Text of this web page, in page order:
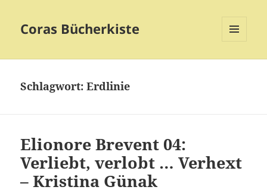
Coras Bücherkiste
Schlagwort:Erdlinie
Elionore Brevent 04:
Verliebt, verlobt … Verhext
– Kristina Günak